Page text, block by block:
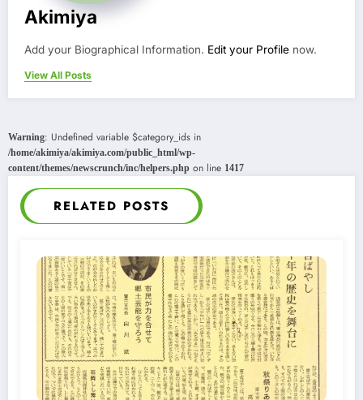
Akimiya
Add your Biographical Information. Edit your Profile now.
View All Posts
Warning: Undefined variable $category_ids in
/home/akimiya/akimiya.com/public_html/wp-
content/themes/newscrunch/inc/helpers.php on line 1417
RELATED POSTS